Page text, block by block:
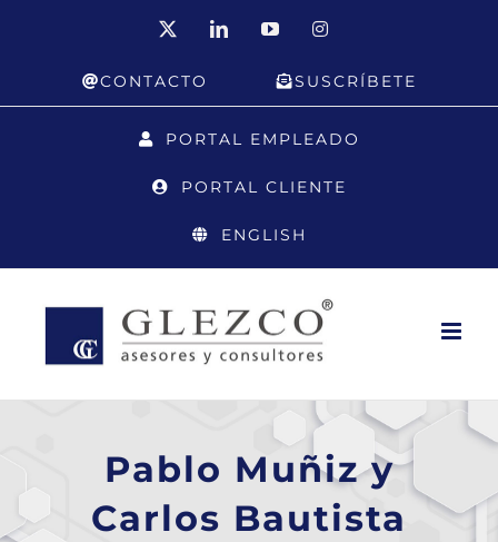
LinkedInYouTubeInstagram
CONTACTO SUSCRÍBETE
PORTAL EMPLEADO
PORTAL CLIENTE
ENGLISH
Pablo Muñiz y
Carlos Bautista